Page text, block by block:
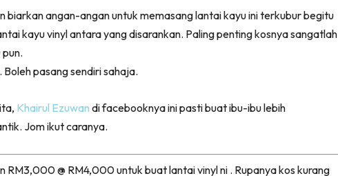
biarkan angan-angan untuk memasang lantai kayu ini terkubur begitu
kayu vinyl antara yang disarankan. Paling penting kosnya sangatlah
pasang sendiri sahaja.
Khairul Ezuwan di facebooknya ini pasti buat ibu-ibu lebih
Jom ikut caranya.
RM3,000 @ RM4,000 untuk buat lantai vinyl ni . Rupanya kos kurang